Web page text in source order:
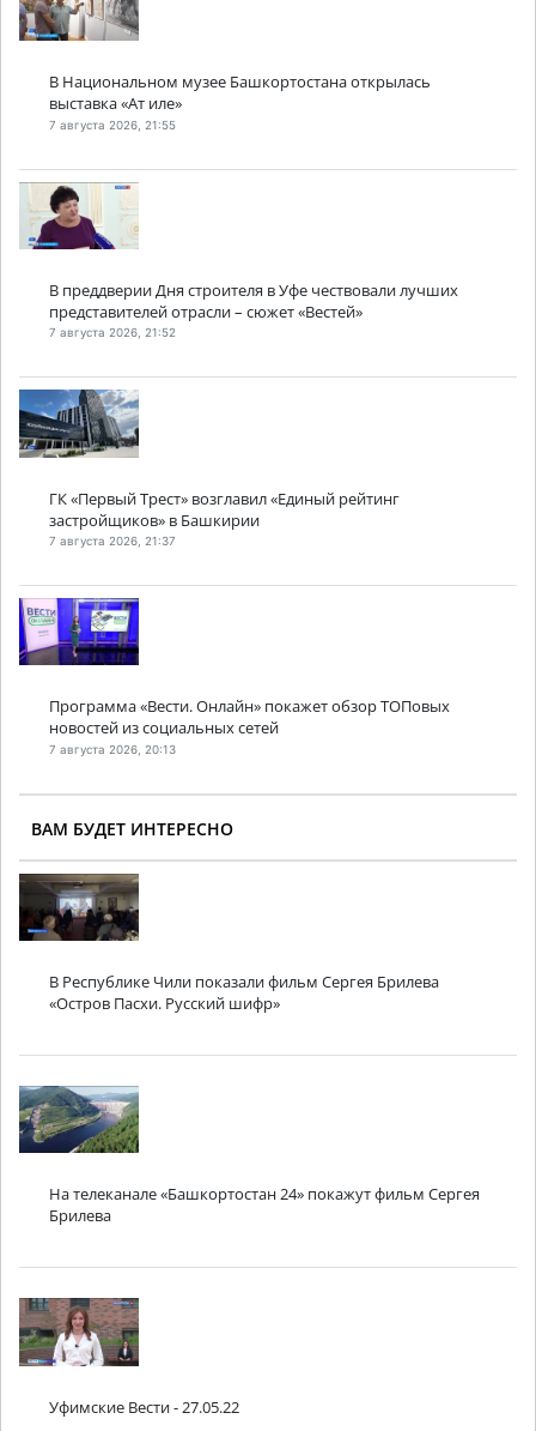
В Национальном музее Башкортостана открылась
выставка «Ат иле»
7 августа 2026, 21:55
В преддверии Дня строителя в Уфе чествовали лучших
представителей отрасли – сюжет «Вестей»
7 августа 2026, 21:52
ГК «Первый Трест» возглавил «Единый рейтинг
застройщиков» в Башкирии
7 августа 2026, 21:37
Программа «Вести. Онлайн» покажет обзор ТОПовых
новостей из социальных сетей
7 августа 2026, 20:13
ВАМ БУДЕТ ИНТЕРЕСНО
В Республике Чили показали фильм Сергея Брилева
«Остров Пасхи. Русский шифр»
На телеканале «Башкортостан 24» покажут фильм Сергея
Брилева
Уфимские Вести - 27.05.22